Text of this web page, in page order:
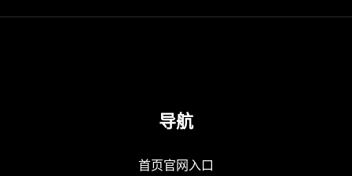
导航
首页官网入口